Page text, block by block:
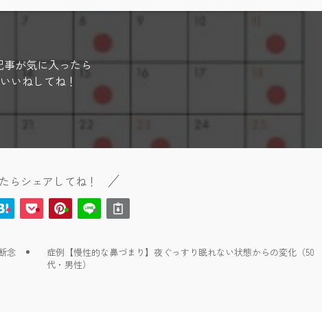
事が気に入ったら
いねしてね！
らシェアしてね！
念
症例【慢性的な鼻づまり】夜ぐっすり眠れない状態からの変化（50
代・男性）